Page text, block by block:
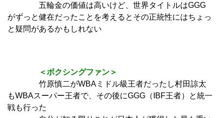
五輪金の価値は高いけど、世界タイトルはGGG
がずっと健在だったことを考えるとその正統性にはちょっ
と疑問があるかもしれない
＜ボクシングファン＞
竹原慎二がWBAミドル級王者だったし村田諒太
もWBAスーパー王者で、その後にGGG（IBF王者）と統一
戦も行った